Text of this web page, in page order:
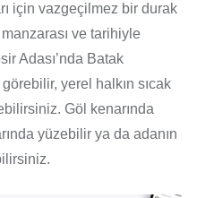
için vazgeçilmez bir durak
ve tarihiyle
Adası’nda Batak
yerel halkın sıcak
Göl kenarında
yüzebilir ya da adanın